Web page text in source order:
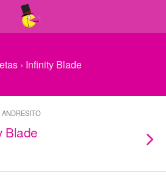
› Infinity Blade
ANDRESITO
Blade